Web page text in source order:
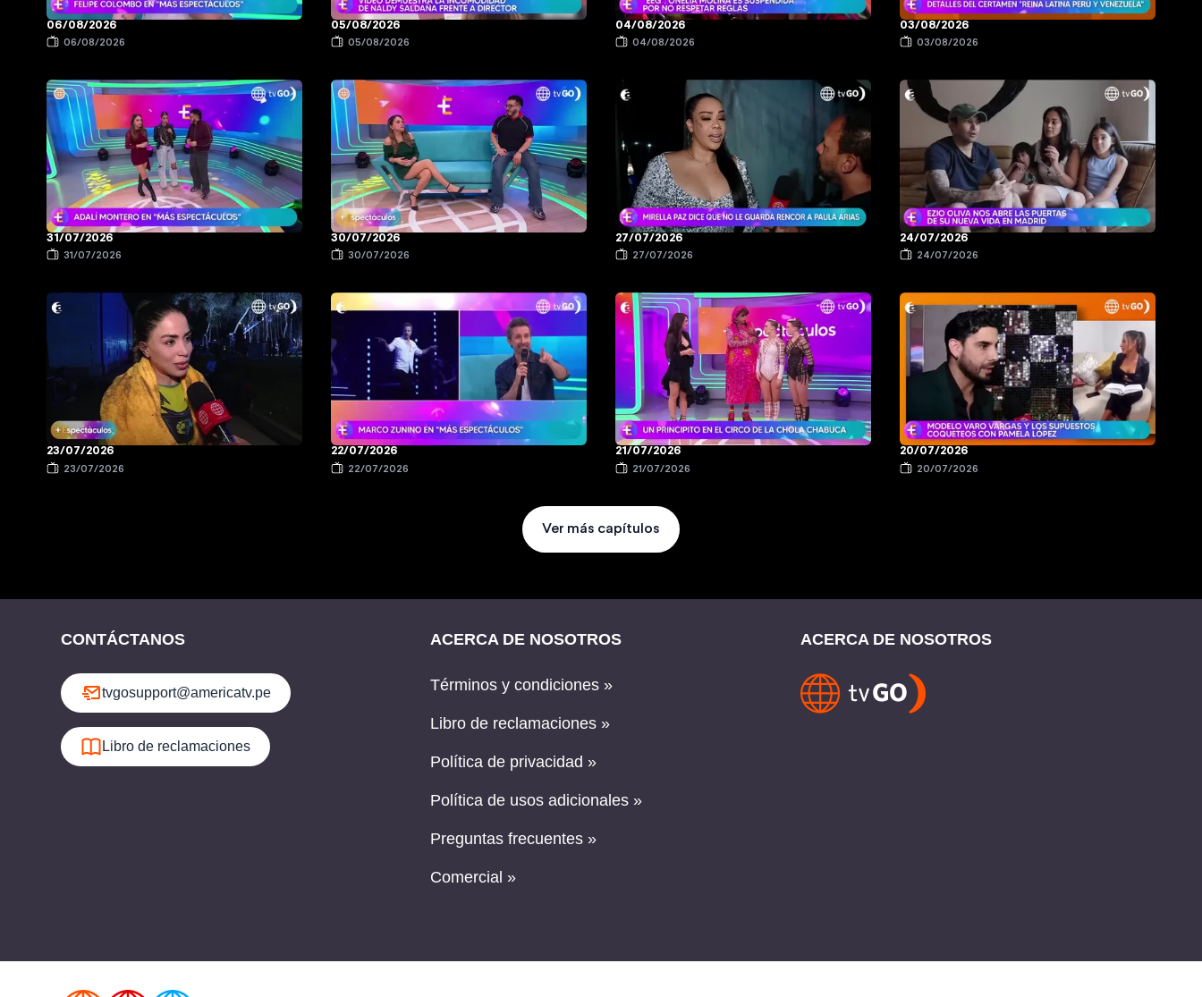
06/08/2026
06/08/2026
05/08/2026
05/08/2026
04/08/2026
04/08/2026
03/08/2026
03/08/2026
31/07/2026
31/07/2026
30/07/2026
30/07/2026
27/07/2026
27/07/2026
24/07/2026
24/07/2026
23/07/2026
23/07/2026
22/07/2026
22/07/2026
21/07/2026
21/07/2026
20/07/2026
20/07/2026
Ver más capítulos
CONTÁCTANOS
tvgosupport@americatv.pe
Libro de reclamaciones
ACERCA DE NOSOTROS
Términos y condiciones »
Libro de reclamaciones »
Política de privacidad »
Política de usos adicionales »
Preguntas frecuentes »
Comercial »
ACERCA DE NOSOTROS